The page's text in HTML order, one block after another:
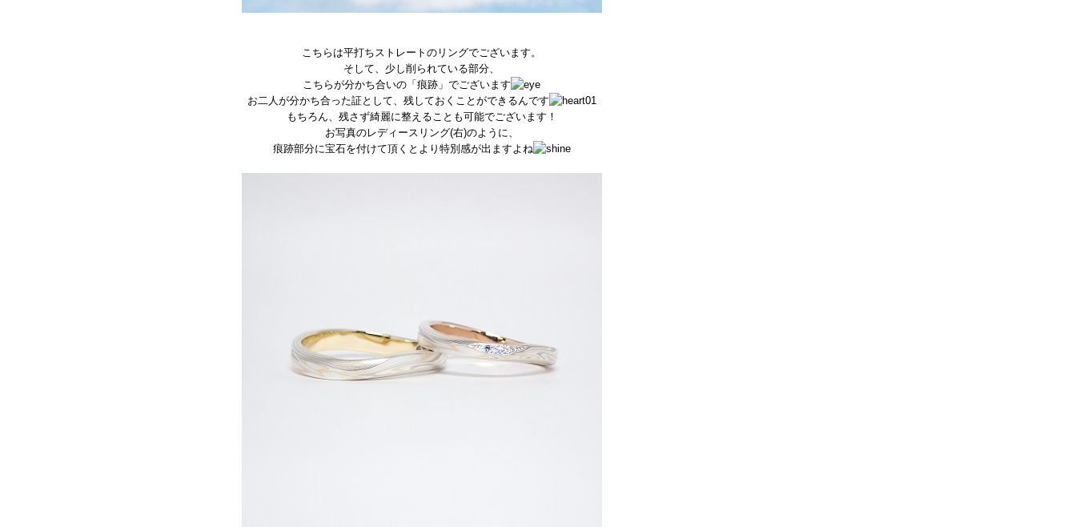
こちらは平打ちストレートのリングでございます。
そして、少し削られている部分、
こちらが分かち合いの「痕跡」でございます
お二人が分かち合った証として、残しておくことができるんです
もちろん、残さず綺麗に整えることも可能でございます！
お写真のレディースリング(右)のように、
痕跡部分に宝石を付けて頂くとより特別感が出ますよね